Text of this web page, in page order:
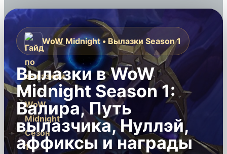
WoW Midnight • Вылазки Season 1
Вылазки в WoW
Midnight Season 1:
Валира, Путь
вылазчика, Нуллэй,
аффиксы и награды